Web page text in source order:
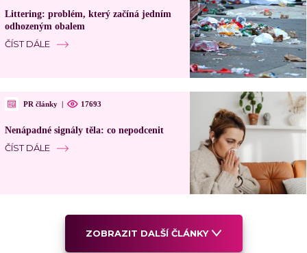
Littering: problém, který začíná jedním
odhozeným obalem
ČÍST DÁLE
PR články | 17693
Nenápadné signály těla: co nepodcenit
ČÍST DÁLE
ZOBRAZIT DALŠÍ ČLÁNKY